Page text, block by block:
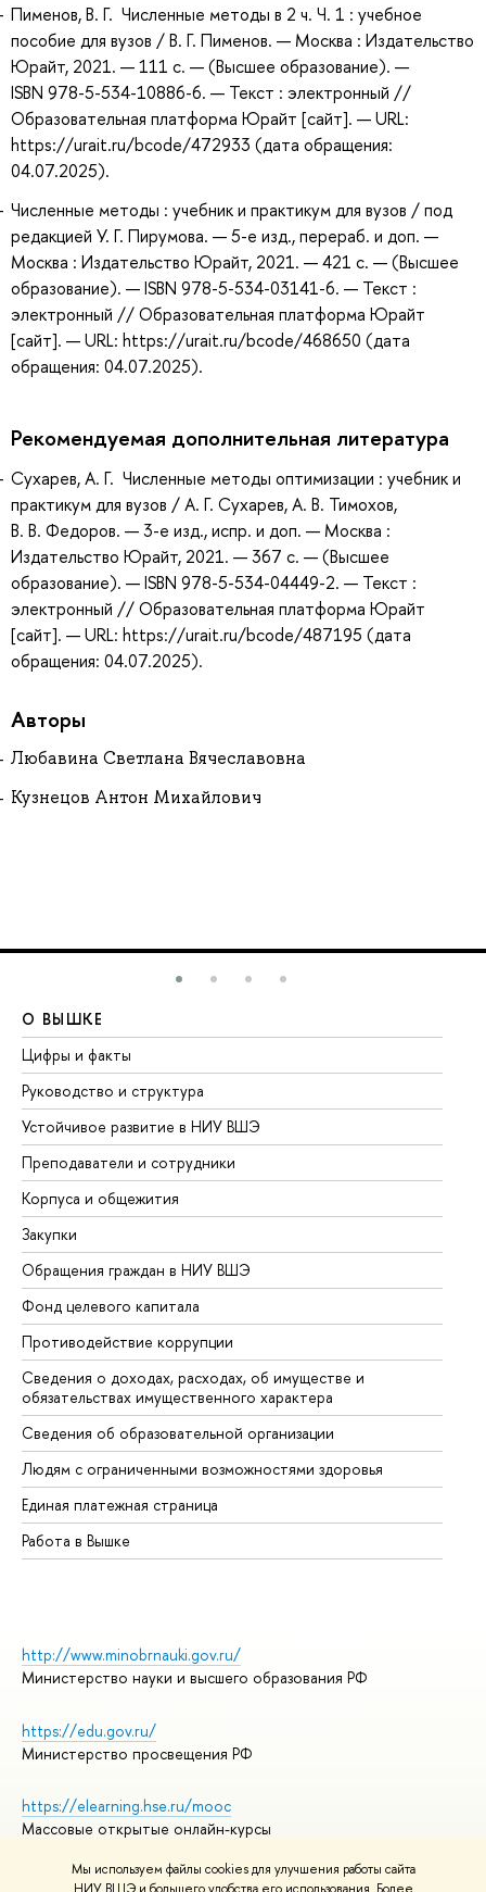
Мы используем файлы cookies для улучшения работы сайта
Пименов, В. Г. Численные методы в 2 ч. Ч. 1 : учебное
пособие для вузов / В. Г. Пименов. — Москва : Издательство
Юрайт, 2021. — 111 с. — (Высшее образование). —
ISBN 978-5-534-10886-6. — Текст : электронный //
Образовательная платформа Юрайт [сайт]. — URL:
https://urait.ru/bcode/472933 (дата обращения:
04.07.2025).
Численные методы : учебник и практикум для вузов / под
редакцией У. Г. Пирумова. — 5-е изд., перераб. и доп. —
Москва : Издательство Юрайт, 2021. — 421 с. — (Высшее
образование). — ISBN 978-5-534-03141-6. — Текст :
электронный // Образовательная платформа Юрайт
[сайт]. — URL: https://urait.ru/bcode/468650 (дата
обращения: 04.07.2025).
Рекомендуемая дополнительная литература
Сухарев, А. Г. Численные методы оптимизации : учебник и
практикум для вузов / А. Г. Сухарев, А. В. Тимохов,
В. В. Федоров. — 3-е изд., испр. и доп. — Москва :
Издательство Юрайт, 2021. — 367 с. — (Высшее
образование). — ISBN 978-5-534-04449-2. — Текст :
электронный // Образовательная платформа Юрайт
[сайт]. — URL: https://urait.ru/bcode/487195 (дата
обращения: 04.07.2025).
Авторы
Любавина Светлана Вячеславовна
Кузнецов Антон Михайлович
О ВЫШКЕ
Цифры и факты
Руководство и структура
Устойчивое развитие в НИУ ВШЭ
Преподаватели и сотрудники
Корпуса и общежития
Закупки
Обращения граждан в НИУ ВШЭ
Фонд целевого капитала
Противодействие коррупции
Сведения о доходах, расходах, об имуществе и
обязательствах имущественного характера
Сведения об образовательной организации
Людям с ограниченными возможностями здоровья
Единая платежная страница
Работа в Вышке
http://www.minobrnauki.gov.ru/
Министерство науки и высшего образования РФ
https://edu.gov.ru/
Министерство просвещения РФ
https://elearning.hse.ru/mooc
Массовые открытые онлайн-курсы